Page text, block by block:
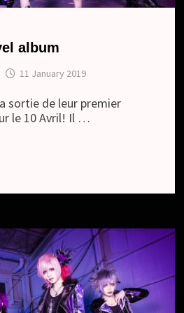
album
11 January 2019
sortie de leur premier
le 10 Avril! Il …